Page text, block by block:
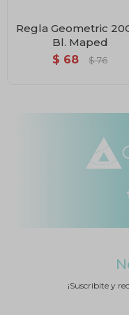
Regla Geometric
Bl. Maped
$ 68 $ 76
¡Suscribite y